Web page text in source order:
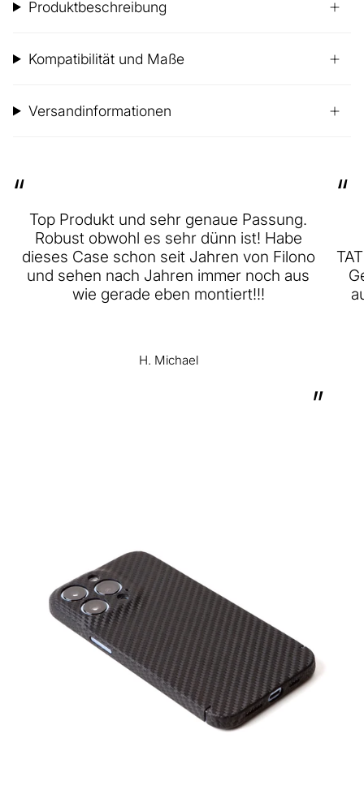
Produktbeschreibung
Kompatibilität und Maße
Versandinformationen
“
Top Produkt und sehr genaue Passung.
Robust obwohl es sehr dünn ist! Habe
dieses Case schon seit Jahren von Filono
und sehen nach Jahren immer noch aus
wie gerade eben montiert!!!
”
H. Michael
“